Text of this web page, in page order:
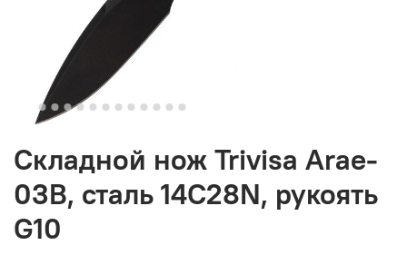
Складной нож Trivisa Arae-
03B, сталь 14C28N, рукоять
G10